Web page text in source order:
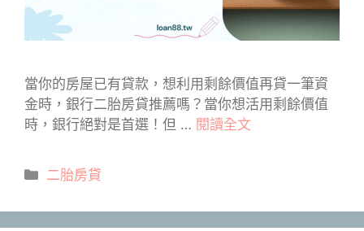
當你的房屋已有貸款，想利用剩餘價值再貸一筆資
金時，銀行二胎房貸推薦嗎？當你想活用剩餘價值
時，銀行絕對是首選！但 … 閱讀全文
分
二胎房貸